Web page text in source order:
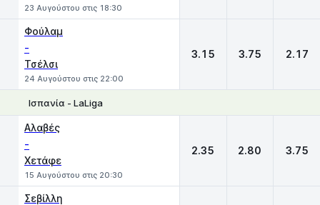
23 Αυγούστου στις 18:30
Φούλαμ
-
Τσέλσι
24 Αυγούστου στις 22:00
3.15 3.75 2.17
Ισπανία - LaLiga
Αλαβές
-
Χετάφε
15 Αυγούστου στις 20:30
2.35 2.80 3.75
Σεβίλλη